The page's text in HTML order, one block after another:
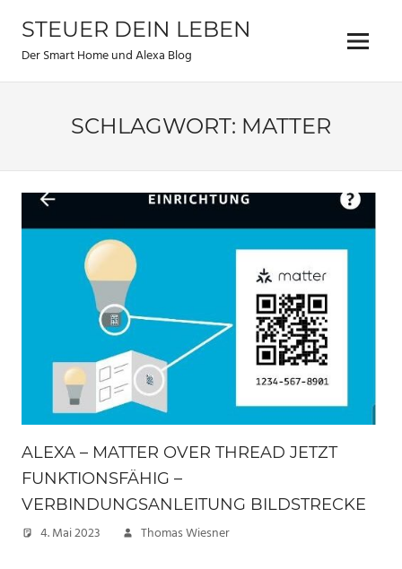
Inhalt
springen
STEUER DEIN LEBEN
Der Smart Home und Alexa Blog Menu
SCHLAGWORT: MATTER
ALEXA – MATTER OVER THREAD JETZT
FUNKTIONSFÄHIG –
VERBINDUNGSANLEITUNG BILDSTRECKE
4. Mai 2023 Thomas Wiesner